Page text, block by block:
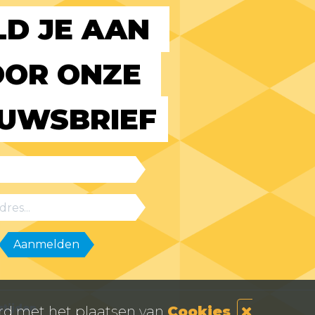
JE AAN
ONZE
met het plaatsen van Cookies.